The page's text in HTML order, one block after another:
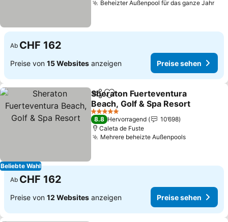
Beheizter Außenpool für das ganze Jahr
Ab CHF 162
Preise von 15 Websites anzeigen Preise sehen
Beliebte Wahl
TeilenZu Favoriten hinzufügen
Sheraton Fuerteventura
Beach, Golf & Spa Resort
Preise sehen
5 Sterne
8.8 Hervorragend
10’698
Caleta de Fuste
Mehrere beheizte AußenpoolsPreise
Ab CHF 162
Preise von 12 Websites anzeigen Preise sehen